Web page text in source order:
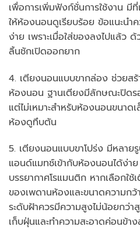
เพื่อการเพิ่มฟังก์ชั่นการใช้งาน มี
ให้ห้องนอนดูเรียบร้อย ข้อแนะนำ
ง่าย เพราะเมื่อใส่ของลงไปแล้ว
ลิ้นชักเปิดออกยาก
4. เตียงนอนแบบขากล่อง ช่วยสร้
ห้องนอน ฐานเตียงมีลักษณะปิดร
แต่ไม่เหมาะสำหรับห้องนอนขนาด
ห้องดูทึบตัน
5. เตียงนอนแบบขาโปร่ง มีหลาย
แอนด์แมทช์เข้ากับห้องนอนได้ง่า
บรรยากาศโรแมนติก หากเลือกใ
ของเพดานห้องและขนาดความก
ระดับฝ้าควรมีความสูงไม่น้อยกว่
เก็บฝุ่นและทำความสะอาดค่อนข้า